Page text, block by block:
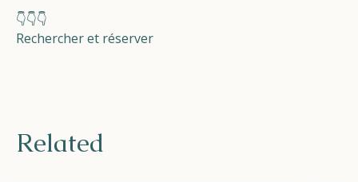
👇👇👇
Rechercher et réserver
Related